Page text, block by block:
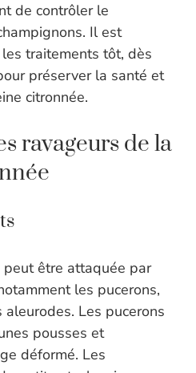
de contrôler le
Il est
traitements tôt, dès
préserver la santé et
citronnée.
ravageurs de la
peut être attaquée par
les pucerons,
Les pucerons
pousses et
déformé. Les